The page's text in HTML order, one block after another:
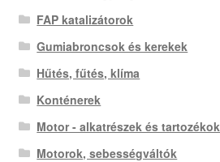
FAP katalizátorok
Gumiabroncsok és kerekek
Hűtés, fűtés, klíma
Konténerek
Motor - alkatrészek és tartozékok
Motorok, sebességváltók